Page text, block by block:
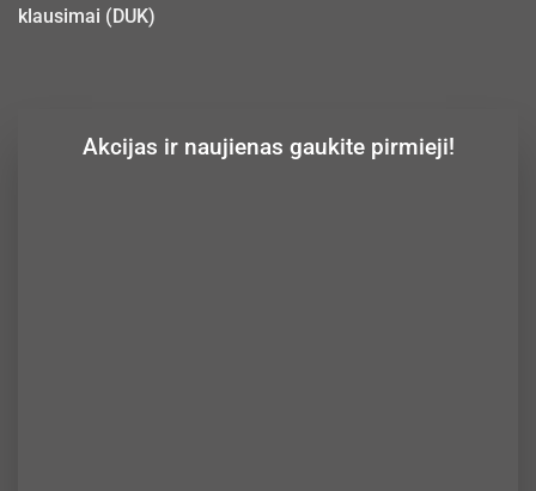
klausimai (DUK)
Akcijas ir naujienas gaukite pirmieji!